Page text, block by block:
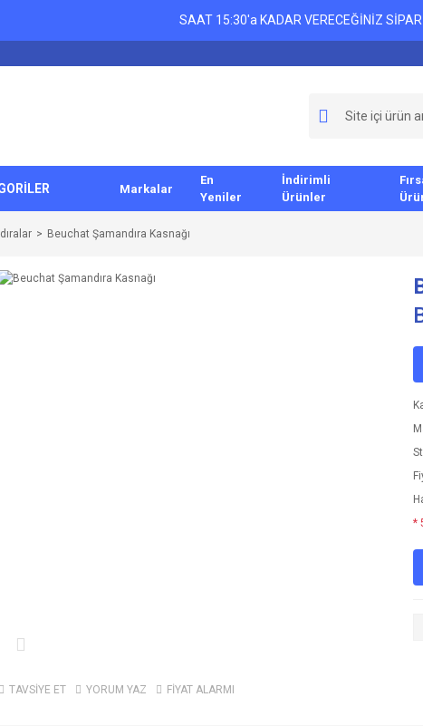
SAAT 15:30'a KADAR VERECEĞİNİZ
Markalar
En
Yeniler
İndirimli
Ürünler
Beuchat Şamandıra Kasnağı
TAVSİYE ET YORUM YAZ FİYAT ALARMI
*